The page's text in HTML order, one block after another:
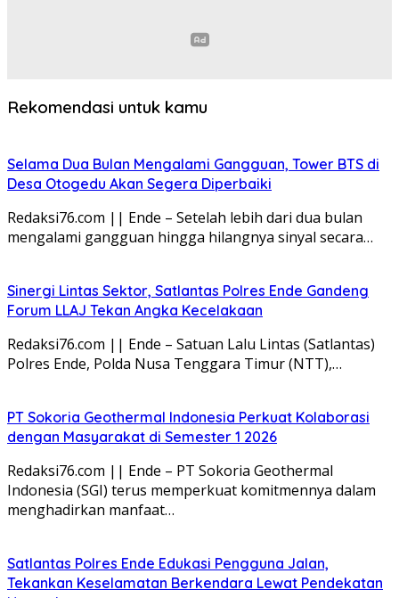
Rekomendasi untuk kamu
Selama Dua Bulan Mengalami Gangguan, Tower BTS di
Desa Otogedu Akan Segera Diperbaiki
Redaksi76.com || Ende – Setelah lebih dari dua bulan
mengalami gangguan hingga hilangnya sinyal secara…
Sinergi Lintas Sektor, Satlantas Polres Ende Gandeng
Forum LLAJ Tekan Angka Kecelakaan
Redaksi76.com || Ende – Satuan Lalu Lintas (Satlantas)
Polres Ende, Polda Nusa Tenggara Timur (NTT),…
PT Sokoria Geothermal Indonesia Perkuat Kolaborasi
dengan Masyarakat di Semester 1 2026
Redaksi76.com || Ende – PT Sokoria Geothermal
Indonesia (SGI) terus memperkuat komitmennya dalam
menghadirkan manfaat…
Satlantas Polres Ende Edukasi Pengguna Jalan,
Tekankan Keselamatan Berkendara Lewat Pendekatan